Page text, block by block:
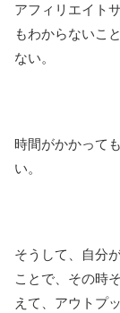
アフィリエイト
もわからないこ
ない。
時間がかかって
い。
そうして、自分
ことで、その時
えて、アウトプ